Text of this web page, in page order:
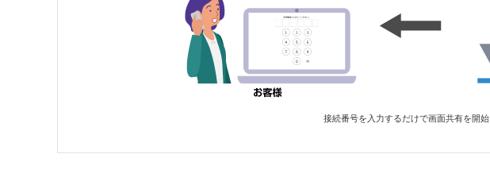
接続番号を入力するだけで画面共有を開始